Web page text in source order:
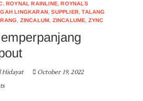
,ROYNAL RAINLINE,ROYNALS
LINGKARAN,SUPPLIER,TALANG
, ZINCALUM, ZINCALUME, ZYNC
October 19, 2022